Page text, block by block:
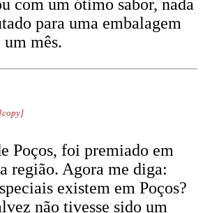
com um ótimo sabor, nada
para uma embalagem
um mês.
[copy]
Poços, foi premiado em
região. Agora me diga:
existem em Poços?
não tivesse sido um